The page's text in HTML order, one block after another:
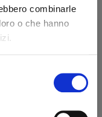
combinarle
o che hanno
a Norimberga
la Vereinigten Pfeifen